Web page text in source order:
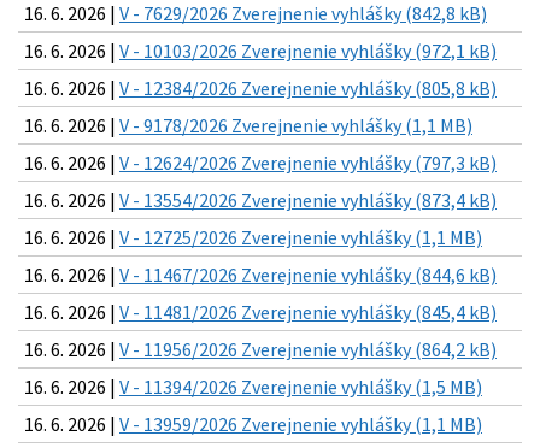
16. 6. 2026 | V - 7629/2026 Zverejnenie vyhlášky (842,8 kB)
16. 6. 2026 | V - 10103/2026 Zverejnenie vyhlášky (972,1 kB)
16. 6. 2026 | V - 12384/2026 Zverejnenie vyhlášky (805,8 kB)
16. 6. 2026 | V - 9178/2026 Zverejnenie vyhlášky (1,1 MB)
16. 6. 2026 | V - 12624/2026 Zverejnenie vyhlášky (797,3 kB)
16. 6. 2026 | V - 13554/2026 Zverejnenie vyhlášky (873,4 kB)
16. 6. 2026 | V - 12725/2026 Zverejnenie vyhlášky (1,1 MB)
16. 6. 2026 | V - 11467/2026 Zverejnenie vyhlášky (844,6 kB)
16. 6. 2026 | V - 11481/2026 Zverejnenie vyhlášky (845,4 kB)
16. 6. 2026 | V - 11956/2026 Zverejnenie vyhlášky (864,2 kB)
16. 6. 2026 | V - 11394/2026 Zverejnenie vyhlášky (1,5 MB)
16. 6. 2026 | V - 13959/2026 Zverejnenie vyhlášky (1,1 MB)